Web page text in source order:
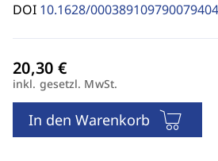
DOI 10.1628/000389109790079404
inkl. gesetzl. MwSt.
In den Warenkorb